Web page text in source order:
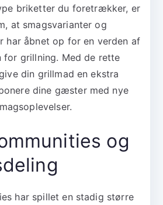
briketter du foretrækker, er
at smagsvarianter og
åbnet op for en verden af
for grillning. Med de rette
din grillmad en ekstra
dine gæster med nye
og
har spillet en stadig større